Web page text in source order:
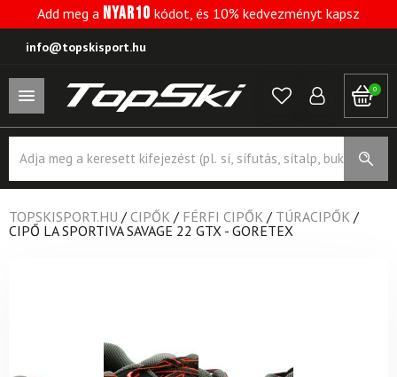
Add meg a NYAR10 kódot, és 10% kedvezményt kapsz
info@topskisport.hu
0
search
TOPSKISPORT.HU / CIPŐK / FÉRFI CIPŐK / TÚRACIPŐK /
CIPŐ LA SPORTIVA SAVAGE 22 GTX - GORETEX